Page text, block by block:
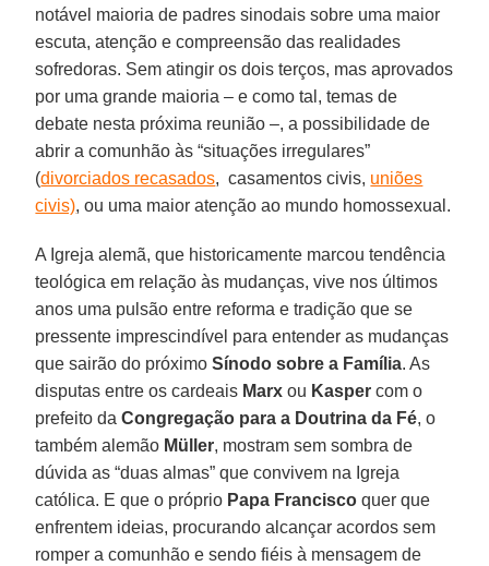
notável maioria de padres sinodais sobre uma maior
escuta, atenção e compreensão das realidades
sofredoras. Sem atingir os dois terços, mas aprovados
por uma grande maioria – e como tal, temas de
debate nesta próxima reunião –, a possibilidade de
abrir a comunhão às “situações irregulares”
(divorciados recasados, casamentos civis, uniões
civis), ou uma maior atenção ao mundo homossexual.
A Igreja alemã, que historicamente marcou tendência
teológica em relação às mudanças, vive nos últimos
anos uma pulsão entre reforma e tradição que se
pressente imprescindível para entender as mudanças
que sairão do próximoSínodo sobre a Família. As
disputas entre os cardeais Marx ou Kasper com o
prefeito daCongregação para a Doutrina da Fé, o
também alemão Müller, mostram sem sombra de
dúvida as “duas almas” que convivem na Igreja
católica. E que o próprio Papa Francisco quer que
enfrentem ideias, procurando alcançar acordos sem
romper a comunhão e sendo fiéis à mensagem de